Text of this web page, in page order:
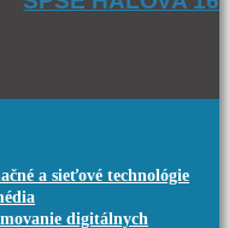
a sieťové technológie
digitálnych